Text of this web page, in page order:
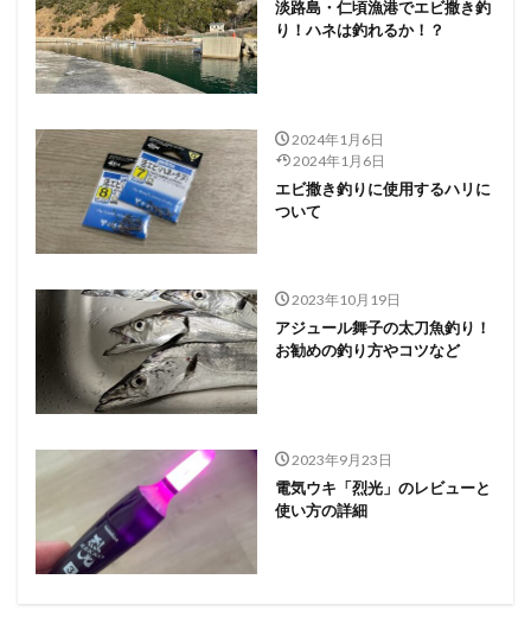
淡路島・仁頃漁港でエビ撒き釣
り！ハネは釣れるか！？
2024年1月6日
2024年1月6日
エビ撒き釣りに使用するハリに
ついて
2023年10月19日
アジュール舞子の太刀魚釣り！
お勧めの釣り方やコツなど
2023年9月23日
電気ウキ「烈光」のレビューと
使い方の詳細